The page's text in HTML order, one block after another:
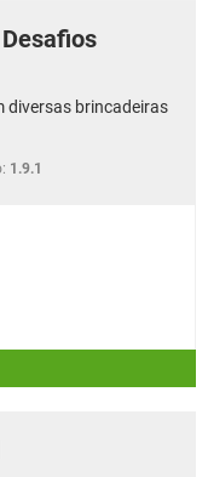
diversas brincadeiras
1.9.1